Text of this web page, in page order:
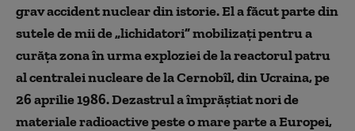
grav accident nuclear din istorie. El a făcut parte din
sutele de mii de „lichidatori” mobilizați pentru a
curăța zona în urma exploziei de la reactorul patru
al centralei nucleare de la Cernobîl, din Ucraina, pe
26 aprilie 1986. Dezastrul a împrăștiat nori de
materiale radioactive peste o mare parte a Europei,